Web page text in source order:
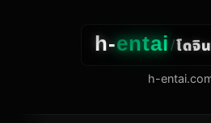
h-entai/โดจิ
h-